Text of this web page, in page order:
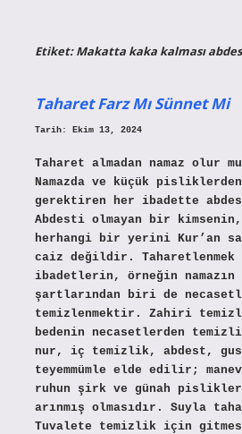
Etiket:Makatta kaka kalması
Taharet Farz Mı Sünnet Mi
Tarih: Ekim 13, 2024
Taharet almadan namaz olur
Namazda ve küçük
gerektiren her ibadette
Abdesti olmayan bir kimsenin,
herhangi bir yerini Kur’an
caiz değildir. Taharetlenmek
ibadetlerin, örneğin namazın
şartlarından biri de
temizlenmektir. Zahiri
bedenin necasetlerden
nur, iç temizlik, abdest,
teyemmümle elde edilir;
ruhun şirk ve günah
arınmış olmasıdır. Suyla
Tuvalete temizlik için